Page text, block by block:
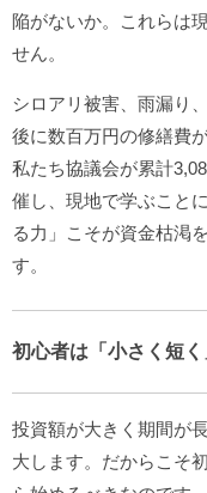
陥がないか。これらは
せん。
シロアリ被害、雨漏り
後に数百万円の修繕費
私たち協議会が累計
催し、現地で学ぶこと
る力」こそが資金枯渇
す。
初心者は「小さく短
投資額が大きく期間が
大します。だからこそ